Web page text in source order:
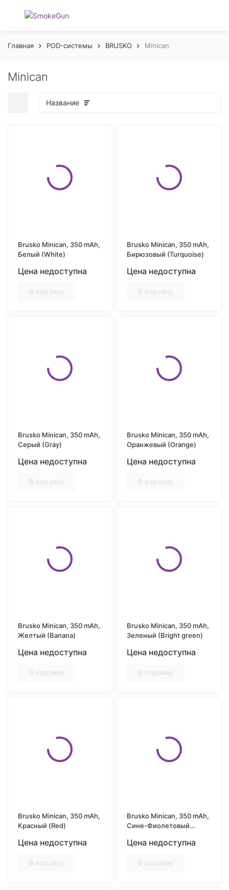
Главная POD-системы BRUSKO Minican
Minican
Название
Brusko Minican, 350 mAh,
Белый (White)
Цена недоступна
В корзину
Brusko Minican, 350 mAh,
Бирюзовый (Turquoise)
Цена недоступна
В корзину
Brusko Minican, 350 mAh,
Серый (Gray)
Цена недоступна
В корзину
Brusko Minican, 350 mAh,
Оранжевый (Orange)
Цена недоступна
В корзину
Brusko Minican, 350 mAh,
Желтый (Banana)
Цена недоступна
В корзину
Brusko Minican, 350 mAh,
Зеленый (Bright green)
Цена недоступна
В корзину
Brusko Minican, 350 mAh,
Красный (Red)
Цена недоступна
В корзину
Brusko Minican, 350 mAh,
Сине-Фиолетовый
gradient)
Цена недоступна
В корзину